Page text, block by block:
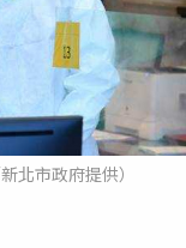
北市政府提供）